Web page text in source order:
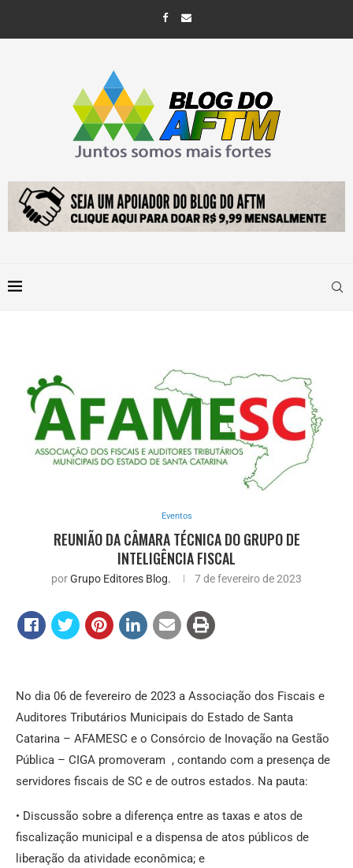
Eventos
REUNIÃO DA CÂMARA TÉCNICA DO GRUPO DE
INTELIGÊNCIA FISCAL
porGrupo Editores Blog. 7 de fevereiro de 2023
No dia 06 de fevereiro de 2023 a Associação dos Fiscais e
Auditores Tributários Municipais do Estado de Santa
Catarina – AFAMESC e o Consórcio de Inovação na Gestão
Pública – CIGA promoveram , contando com a presença de
servidores fiscais de SC e de outros estados. Na pauta:
• Discussão sobre a diferença entre as taxas e atos de
fiscalização municipal e a dispensa de atos públicos de
liberação da atividade econômica; e